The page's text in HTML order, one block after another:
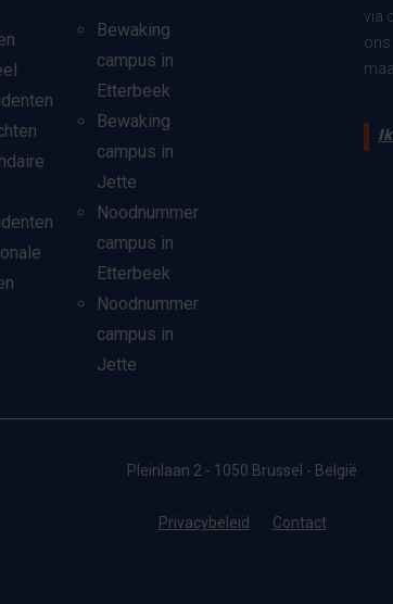
Bewaking
campus in
Etterbeek
Bewaking
campus in
Jette
Noodnummer
campus in
Etterbeek
Noodnummer
campus in
Jette
via
ons
Pleinlaan 2 - 1050 Brussel - België
Privacybeleid Contact